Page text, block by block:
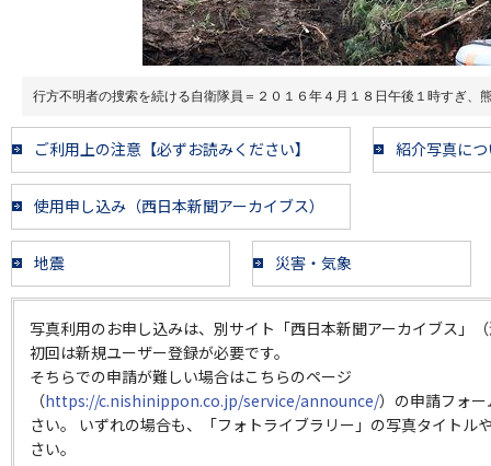
行方不明者の捜索を続ける自衛隊員＝２０１６年４月１８日午後１時すぎ、
ご利用上の注意【必ずお読みください】 紹介写真に
使用申し込み（西日本新聞アーカイブス）
地震 災害・気象
写真利用のお申し込みは、別サイト「西日本新聞アーカイブス」
初回は新規ユーザー登録が必要です。
そちらでの申請が難しい場合はこちらのページ
（https://c.nishinippon.co.jp/service/announce/）の申請フォ
さい。 いずれの場合も、「フォトライブラリー」の写真タイトル
さい。